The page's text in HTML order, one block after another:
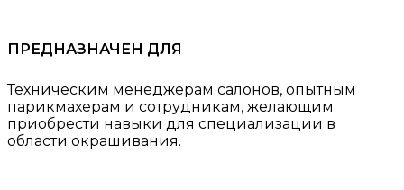
ПРЕДНАЗНАЧЕН ДЛЯ
Техническим менеджерам салонов, опытным
парикмахерам и сотрудникам, желающим
приобрести навыки для специализации в
области окрашивания.